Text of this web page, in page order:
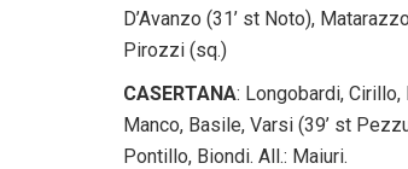
D’Avanzo (31’ st Noto),
Pirozzi (sq.)
CASERTANA: Longobardi, Cirillo,
Manco, Basile, Varsi (39’ st
Pontillo, Biondi. All.: Maiuri.